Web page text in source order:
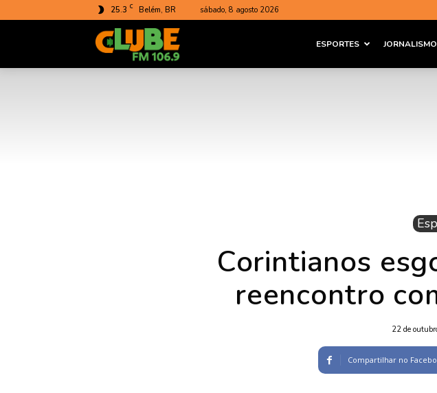
25.3 C Belém, BR sábado, 8 agosto 2026
ESPORTES JORNALISMO
Corintianos
reencontro
22 de
Compartilhar no